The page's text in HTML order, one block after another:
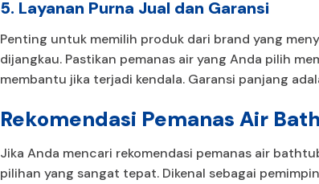
5. Layanan Purna Jual dan Garansi
Penting untuk memilih produk dari brand yang
dijangkau. Pastikan pemanas air yang Anda pilih
membantu jika terjadi kendala. Garansi panjang
Rekomendasi Pemanas Air
Jika Anda mencari rekomendasi pemanas air
pilihan yang sangat tepat. Dikenal sebagai